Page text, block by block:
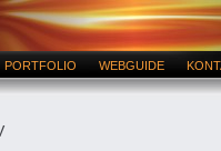
PORTFOLIO WEBGUIDE